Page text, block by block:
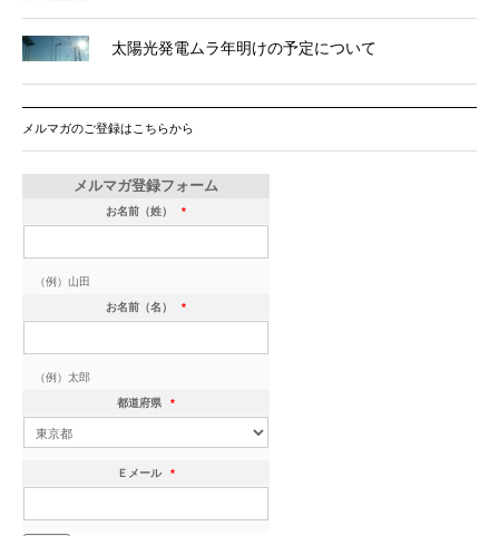
太陽光発電ムラ年明けの予定について
メルマガのご登録はこちらから
メルマガ登録フォーム
お名前（姓） *
（例）山田
お名前（名） *
（例）太郎
都道府県 *
Ｅメール *